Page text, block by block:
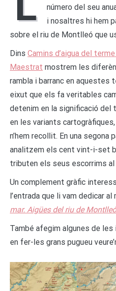
número del seu
i nosaltres hi hem
sobre el riu de Montlleó que
Dins Camins d’aigua del
Maestrat mostrem les
rambla i barranc en aquestes
eixut que els fa veritables
detenim en la significació del
en les variants
n’hem recollit. En una segona
analitzem els cent vint-i-set
tributen els seus escorrims
Un complement gràfic
l’entrada que li vam dedicar al
mar. Aigües del riu de Montlleó
També afegim algunes de
en fer-les grans pugueu